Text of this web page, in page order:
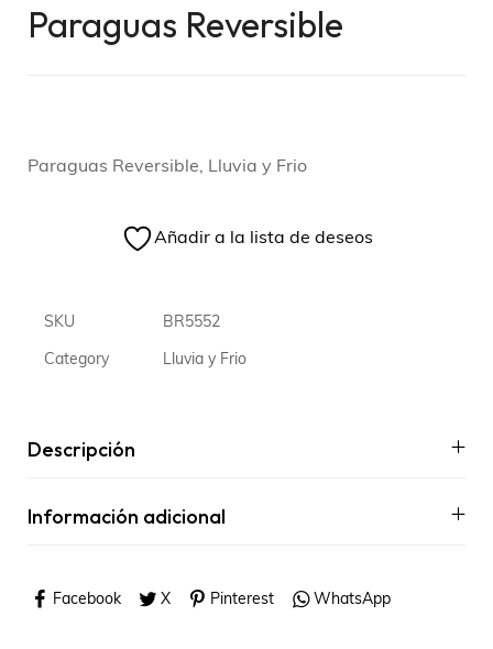
Paraguas Reversible
Paraguas Reversible, Lluvia y Frio
Añadir a la lista de deseos
SKU BR5552
Category Lluvia y Frio
Descripción
Información adicional
Facebook X Pinterest WhatsApp